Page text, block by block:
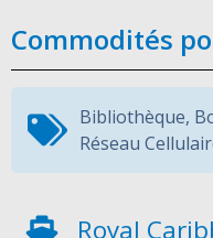
Commodités
Bibliothèque,
Réseau
Royal